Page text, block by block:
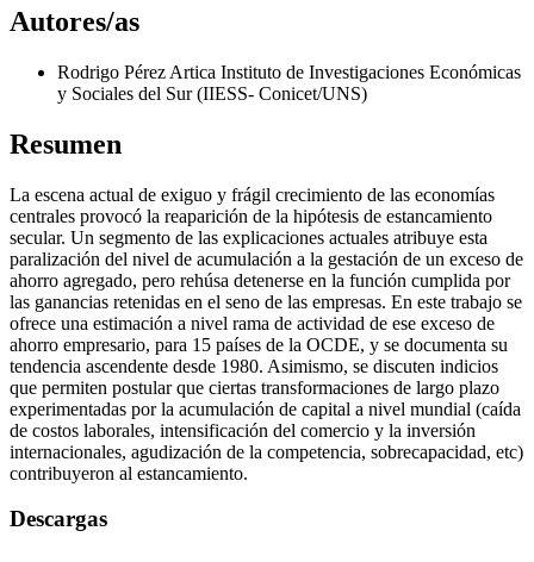
Autores/as
Rodrigo Pérez Artica Instituto de Investigaciones Económicas
y Sociales del Sur (IIESS- Conicet/UNS)
Resumen
La escena actual de exiguo y frágil crecimiento de las economías
centrales provocó la reaparición de la hipótesis de estancamiento
secular. Un segmento de las explicaciones actuales atribuye esta
paralización del nivel de acumulación a la gestación de un exceso de
ahorro agregado, pero rehúsa detenerse en la función cumplida por
las ganancias retenidas en el seno de las empresas. En este trabajo se
ofrece una estimación a nivel rama de actividad de ese exceso de
ahorro empresario, para 15 países de la OCDE, y se documenta su
tendencia ascendente desde 1980. Asimismo, se discuten indicios
que permiten postular que ciertas transformaciones de largo plazo
experimentadas por la acumulación de capital a nivel mundial (caída
de costos laborales, intensificación del comercio y la inversión
internacionales, agudización de la competencia, sobrecapacidad, etc)
contribuyeron al estancamiento.
Descargas